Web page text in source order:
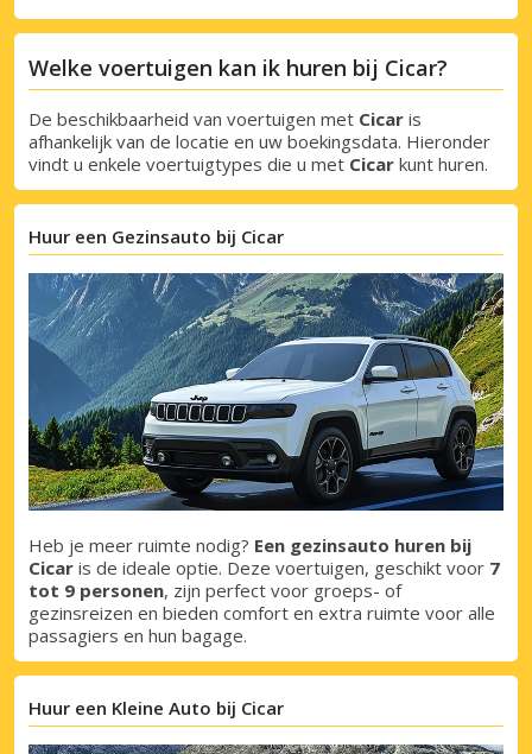
Welke voertuigen kan ik huren bij Cicar?
De beschikbaarheid van voertuigen met Cicar is
afhankelijk van de locatie en uw boekingsdata. Hieronder
vindt u enkele voertuigtypes die u met Cicar kunt huren.
Huur een Gezinsauto bij Cicar
Heb je meer ruimte nodig? Een gezinsauto huren bij
Cicar is de ideale optie. Deze voertuigen, geschikt voor 7
tot 9 personen, zijn perfect voor groeps- of
gezinsreizen en bieden comfort en extra ruimte voor alle
passagiers en hun bagage.
Huur een Kleine Auto bij Cicar